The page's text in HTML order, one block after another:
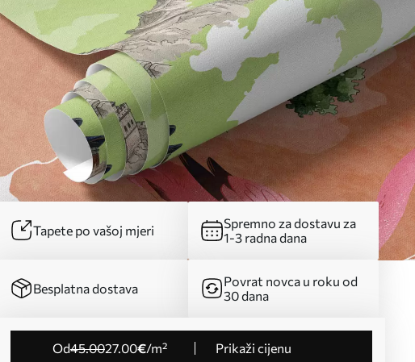
Tapete po vašoj mjeri
Spremno za dostavu za
1-3 radna dana
Besplatna dostava
Povrat novca u roku od
30 dana
od45.0027.00€/m²
Prikaži cijenu